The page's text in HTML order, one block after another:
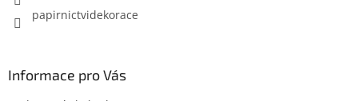
papirnictvidekorace
Informace pro Vás